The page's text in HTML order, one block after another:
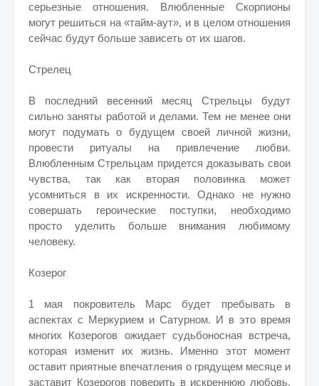
серьезные отношения. Влюбленные Скорпионы
могут решиться на «тайм-аут», и в целом отношения
сейчас будут больше зависеть от их шагов.
Стрелец
В последний весенний месяц Стрельцы будут
сильно заняты работой и делами. Тем не менее они
могут подумать о будущем своей личной жизни,
провести ритуалы на привлечение любви.
Влюбленным Стрельцам придется доказывать свои
чувства, так как вторая половинка может
усомниться в их искренности. Однако не нужно
совершать героические поступки, необходимо
просто уделить больше внимания любимому
человеку.
Козерог
1 мая покровитель Марс будет пребывать в
аспектах с Меркурием и Сатурном. И в это время
многих Козерогов ожидает судьбоносная встреча,
которая изменит их жизнь. Именно этот момент
оставит приятные впечатления о грядущем месяце и
заставит Козерогов поверить в искреннюю любовь.